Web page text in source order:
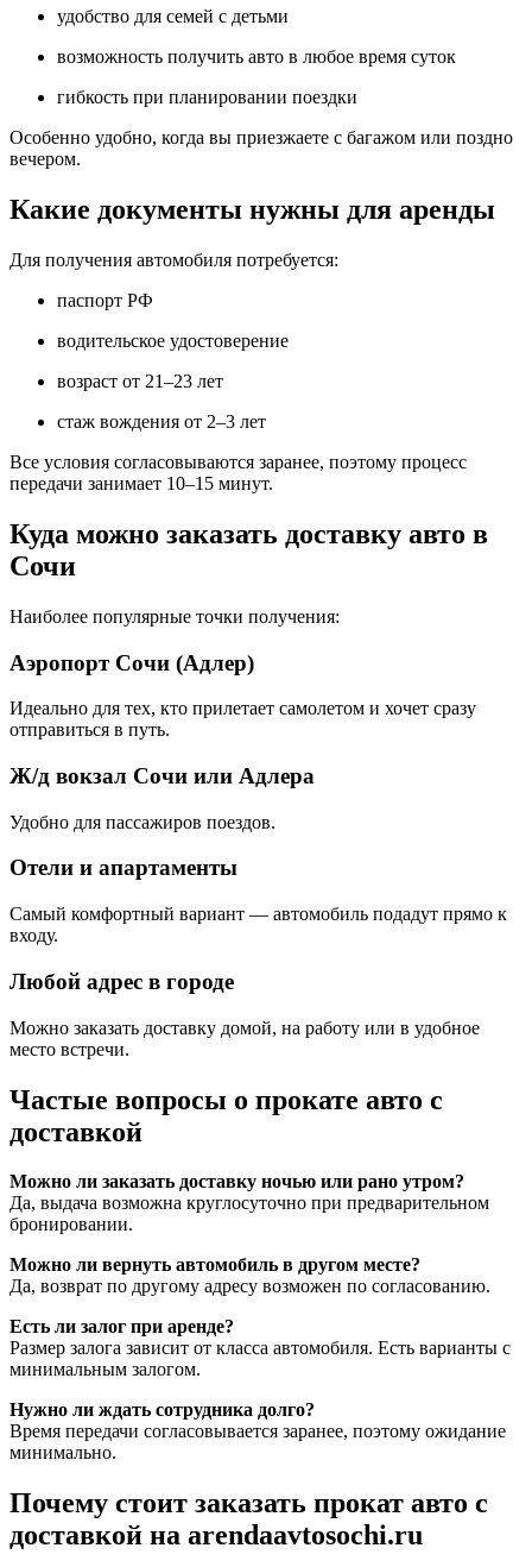
удобство для семей с детьми
возможность получить авто в любое время суток
гибкость при планировании поездки
Особенно удобно, когда вы приезжаете с багажом или поздно
вечером.
Какие документы нужны для аренды
Для получения автомобиля потребуется:
паспорт РФ
водительское удостоверение
возраст от 21–23 лет
стаж вождения от 2–3 лет
Все условия согласовываются заранее, поэтому процесс
передачи занимает 10–15 минут.
Куда можно заказать доставку авто в
Сочи
Наиболее популярные точки получения:
Аэропорт Сочи (Адлер)
Идеально для тех, кто прилетает самолетом и хочет сразу
отправиться в путь.
Ж/д вокзал Сочи или Адлера
Удобно для пассажиров поездов.
Отели и апартаменты
Самый комфортный вариант — автомобиль подадут прямо к
входу.
Любой адрес в городе
Можно заказать доставку домой, на работу или в удобное
место встречи.
Частые вопросы о прокате авто с
доставкой
Можно ли заказать доставку ночью или рано утром?
Да, выдача возможна круглосуточно при предварительном
бронировании.
Можно ли вернуть автомобиль в другом месте?
Да, возврат по другому адресу возможен по согласованию.
Есть ли залог при аренде?
Размер залога зависит от класса автомобиля. Есть варианты с
минимальным залогом.
Нужно ли ждать сотрудника долго?
Время передачи согласовывается заранее, поэтому ожидание
минимально.
Почему стоит заказать прокат авто с
доставкой на arendaavtosochi.ru